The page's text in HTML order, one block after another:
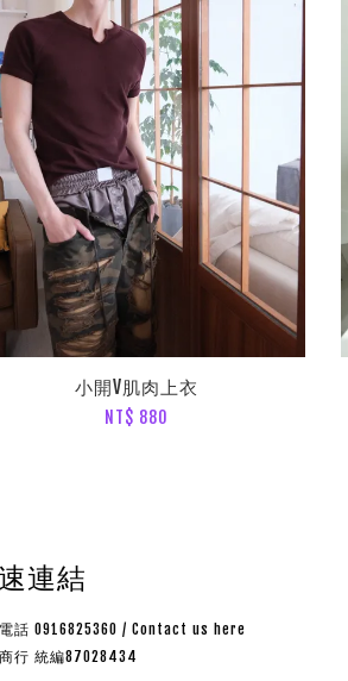
小開V肌肉上衣
NT$ 880
連結
話 0916825360 / Contact us here
行 統編87028434